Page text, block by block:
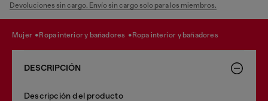
Devoluciones sin cargo. Envío sin cargo solo para los miembros.
mujer ropa interior y bañadores ropa interior y bañadores
DESCRIPCIÓN
Descripción del producto